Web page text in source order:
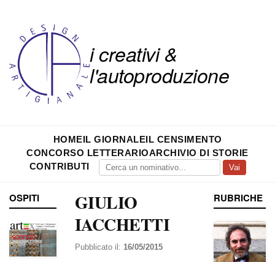
i creativi &
l'autoproduzione
HOMEIL GIORNALEIL CENSIMENTO
CONCORSO LETTERARIOARCHIVIO DI STORIE
CONTRIBUTI
Vai
OSPITI
GIULIO
IACCHETTI
Pubblicato il: 16/05/2015
RUBRICHE